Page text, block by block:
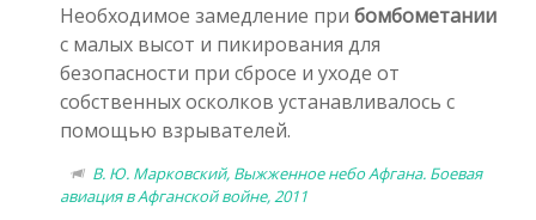
Необходимое замедление при бомбометании
с малых высот и пикирования для
безопасности при сбросе и уходе от
собственных осколков устанавливалось с
помощью взрывателей.
В. Ю. Марковский, Выжженное небо Афгана. Боевая
авиация в Афганской войне, 2011